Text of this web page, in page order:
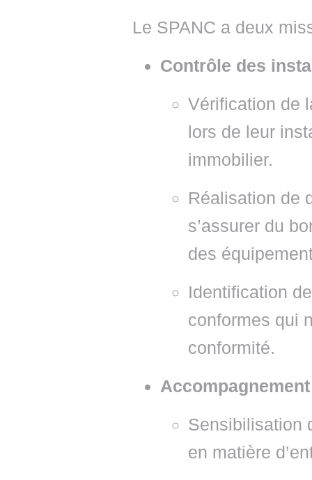
Le SPANC a deux
Contrôle des
Vérification de
lors de leur
immobilier.
Réalisation de
s’assurer du
des
Identification
conformes qui
conformité.
Sensibilisation
en matière